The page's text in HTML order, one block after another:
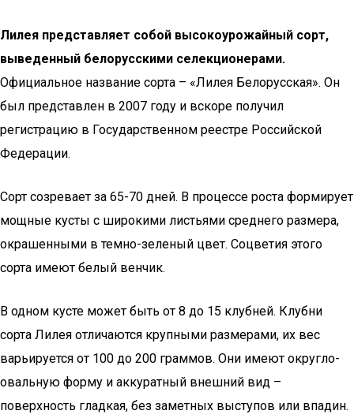
Лилея представляет собой высокоурожайный сорт,
выведенный белорусскими селекционерами.
Официальное название сорта – «Лилея Белорусская». Он
был представлен в 2007 году и вскоре получил
регистрацию в Государственном реестре Российской
Федерации.
Сорт созревает за 65-70 дней. В процессе роста формирует
мощные кусты с широкими листьями среднего размера,
окрашенными в темно-зеленый цвет. Соцветия этого
сорта имеют белый венчик.
В одном кусте может быть от 8 до 15 клубней. Клубни
сорта Лилея отличаются крупными размерами, их вес
варьируется от 100 до 200 граммов. Они имеют округло-
овальную форму и аккуратный внешний вид –
поверхность гладкая, без заметных выступов или впадин.